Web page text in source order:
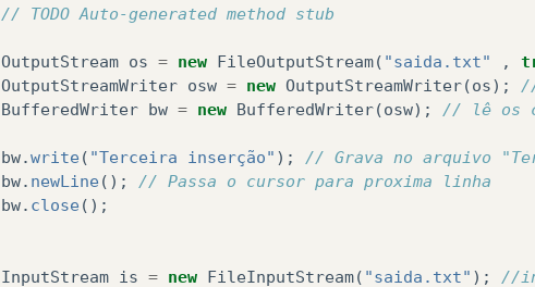
// TODO Auto-generated method stub
OutputStream os = new FileOutputStream( "saida.txt" ,
OutputStreamWriter osw = new OutputStreamWriter(os);
BufferedWriter bw = new BufferedWriter(osw); // lê os
bw.write( "Terceira inserção" );
// Grava no arquivo
bw. newLine();
// Passa o cursor para proxima linha
bw. close();
InputStream is = new FileInputStream( "saida.txt" );
//